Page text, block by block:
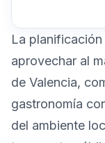
La
aprovechar al
de Valencia,
gastronomía
del ambiente